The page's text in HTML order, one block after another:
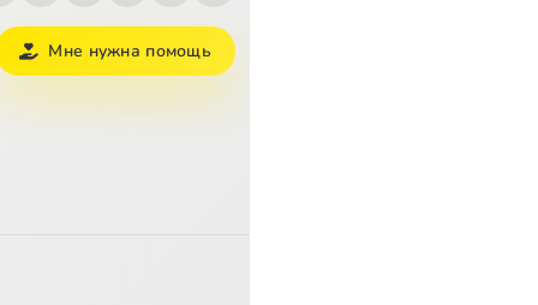
3:37
Мне нужна помощь